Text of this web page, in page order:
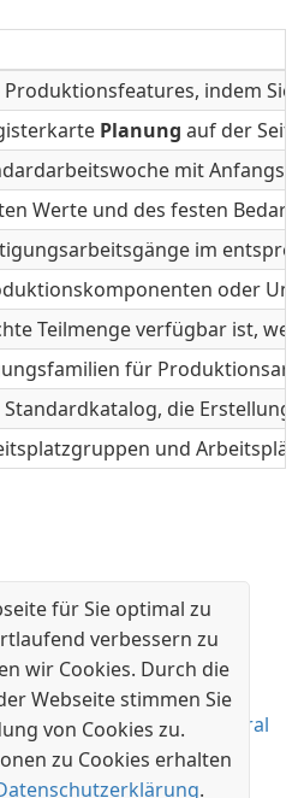
für Sie optimal zu
verbessern zu
wir Cookies. Durch die
Webseite stimmen Sie
von Cookies zu.
zu Cookies erhalten
.
indem
Planung auf der
mit
Werte und des festen
im
oder
Teilmenge verfügbar ist,
für
Standardkatalog, die
und
Module für Business Central